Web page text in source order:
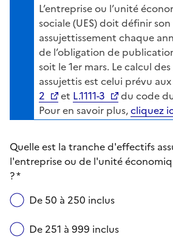
L’entreprise ou l’unité
sociale (UES) doit définir son
assujettissement chaque
de l’obligation de
soit le 1er mars. Le calcul
assujettis est celui prévu
2
et L.1111-3
du code
Pour en savoir plus,cliquez
Quelle est la tranche d'effectifs
l'entreprise ou de l'unité
? *
De 50 à 250 inclus
De 251 à 999 inclus